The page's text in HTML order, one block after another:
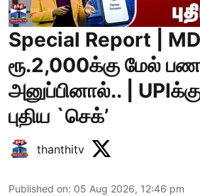
Special Report |
ரூ.2,000க்கு மேல்
அனுப்பினால்.. |
புதிய `செக்’
thanthitv
Published on: 05 Aug 2026, 12:46 pm